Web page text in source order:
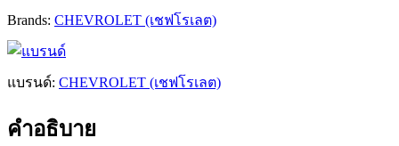
Brands: CHEVROLET (เชฟโรเลต)
แบรนด์: CHEVROLET (เชฟโรเลต)
คำอธิบาย